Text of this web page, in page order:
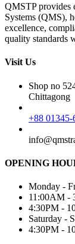
QMSTP provides
Systems (QMS),
excellence,
quality standards
Visit Us
Shop no
Chittagong
+88 01345-
OPENING
Monday -
11:00AM -
4:30PM -
Saturday -
4:30PM -